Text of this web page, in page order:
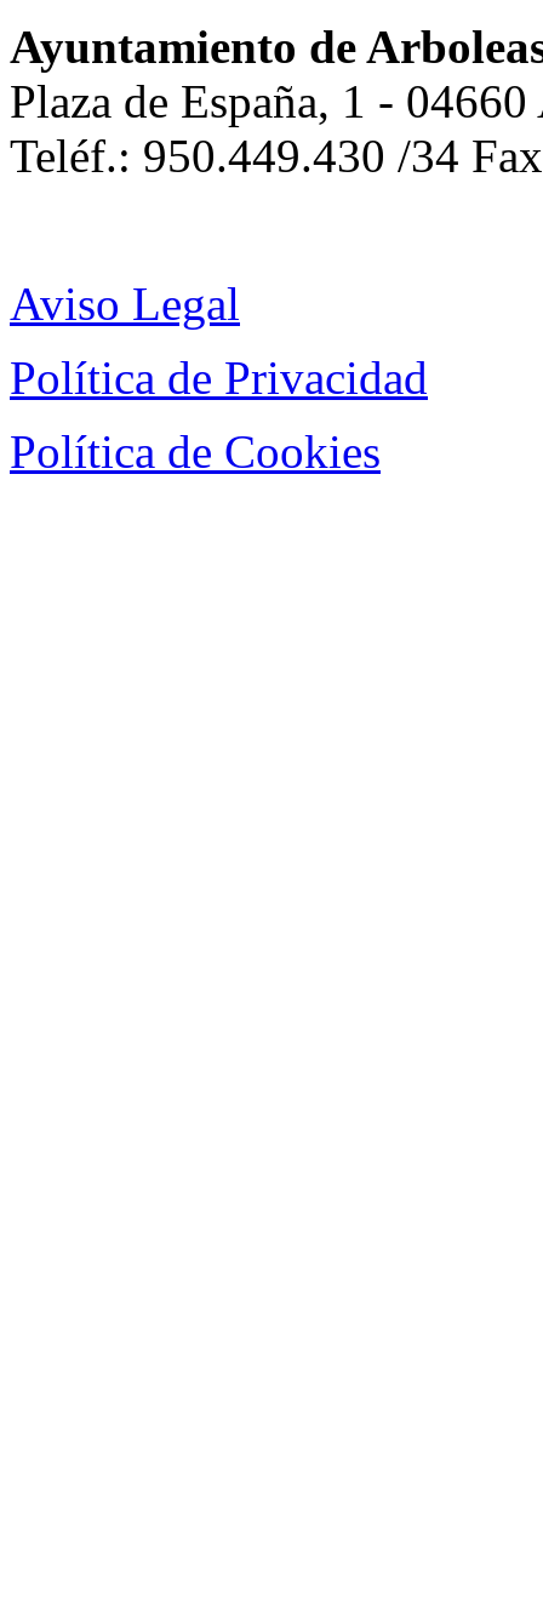
Ayuntamiento de
Plaza de España, 1 -
Teléf.: 950.449.430 /34
Aviso Legal
Política de Privacidad
Política de Cookies